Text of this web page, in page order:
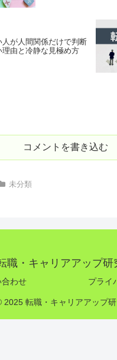
が人間関係だけで判断
理由と冷静な見極め方
コメントを書き込む
未分類
職・キャリアアップ研
合わせ プライ
2025 転職・キャリアアップ